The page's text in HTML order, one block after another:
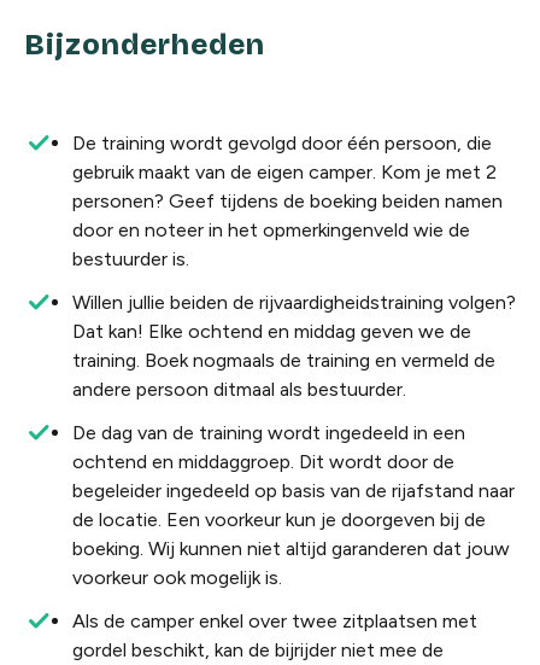
Bijzonderheden
De training wordt gevolgd door één persoon, die
gebruik maakt van de eigen camper. Kom je met 2
personen? Geef tijdens de boeking beiden namen
door en noteer in het opmerkingenveld wie de
bestuurder is.
Willen jullie beiden de rijvaardigheidstraining volgen?
Dat kan! Elke ochtend en middag geven we de
training. Boek nogmaals de training en vermeld de
andere persoon ditmaal als bestuurder.
De dag van de training wordt ingedeeld in een
ochtend en middaggroep. Dit wordt door de
begeleider ingedeeld op basis van de rijafstand naar
de locatie. Een voorkeur kun je doorgeven bij de
boeking. Wij kunnen niet altijd garanderen dat jouw
voorkeur ook mogelijk is.
Als de camper enkel over twee zitplaatsen met
gordel beschikt , kan de bijrijder niet mee de